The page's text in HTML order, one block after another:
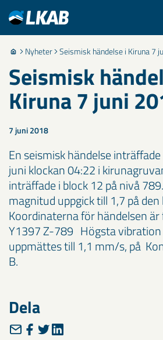
Nyheter Seismisk händelse i Kiruna 7
Seismisk
Kiruna 7 juni
7 juni 2018
​En seismisk händelse
juni klockan 04:22 i
inträffade i block 12 på nivå
magnitud uppgick till 1,7 på den
Koordinaterna för händelsen
Y1397 Z-789 Högsta
uppmättes till 1,1 mm/s, på
B.
Dela